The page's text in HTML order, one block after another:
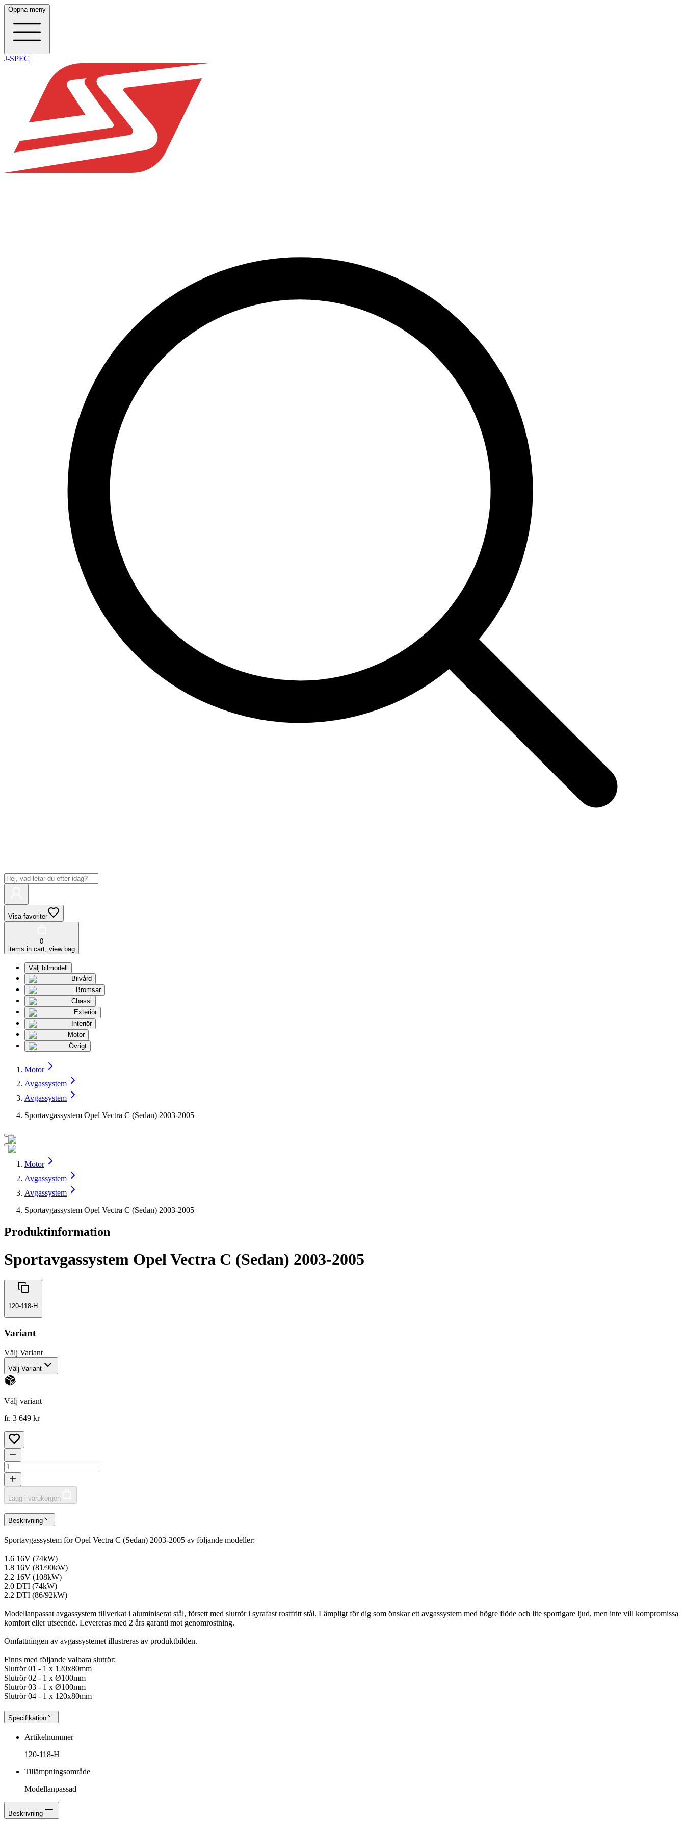
Öppna meny
J-SPEC
Visa favoriter
0
items in cart, view bag
Välj bilmodell
Bilvård
Bromsar
Chassi
Exteriör
Interiör
Motor
Övrigt
Motor
Avgassystem
Avgassystem
Sportavgassystem Opel Vectra C (Sedan) 2003-2005
Motor
Avgassystem
Avgassystem
Sportavgassystem Opel Vectra C (Sedan) 2003-2005
Produktinformation
Sportavgassystem Opel Vectra C (Sedan) 2003-2005
120-118-H
Variant
Välj Variant
Välj Variant
Välj variant
fr. 3 649 kr
Lägg i varukorgen
Beskrivning
Sportavgassystem för Opel Vectra C (Sedan) 2003-2005 av följande modeller:
1.6 16V (74kW)
1.8 16V (81/90kW)
2.2 16V (108kW)
2.0 DTI (74kW)
2.2 DTI (86/92kW)
Modellanpassat avgassystem tillverkat i aluminiserat stål, försett med slutrör i syrafast rostfritt stål. Lämpligt för dig som önskar ett avgassystem med högre flöde och lite sportigare ljud, men inte vill kompromissa
komfort eller utseende. Levereras med 2 års garanti mot genomrostning.
Omfattningen av avgassystemet illustreras av produktbilden.
Finns med följande valbara slutrör:
Slutrör 01 - 1 x 120x80mm
Slutrör 02 - 1 x Ø100mm
Slutrör 03 - 1 x Ø100mm
Slutrör 04 - 1 x 120x80mm
Specifikation
Artikelnummer
120-118-H
Tillämpningsområde
Modellanpassad
Beskrivning